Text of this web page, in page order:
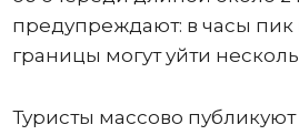
предупреждают: в часы
границы могут уйти
Туристы массово публикуют